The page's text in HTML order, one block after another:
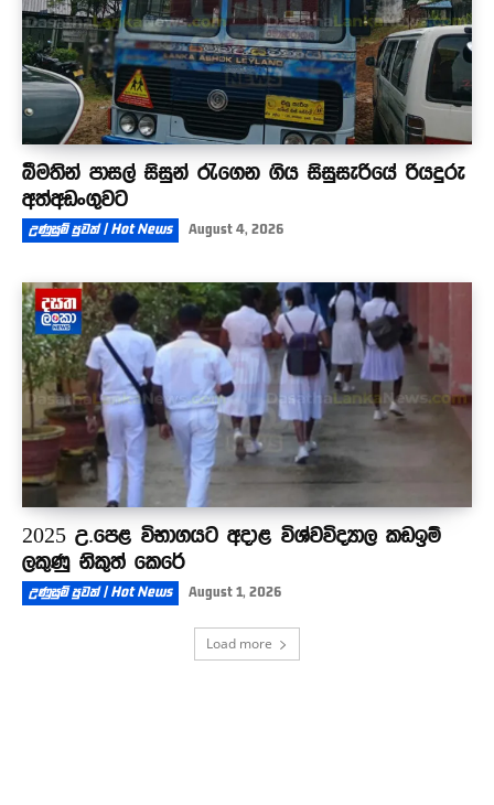
බීමතින් පාසල් සිසුන් රැගෙන ගිය සිසුසැරියේ රියදුරු
අත්අඩංගුවට
උණුසුම් පුවත් | Hot News August 4, 2026
2025 උ.පෙළ විභාගයට අදාළ විශ්වවිද්‍යාල කඩඉම්
ලකුණු නිකුත් කෙරේ
උණුසුම් පුවත් | Hot News August 1, 2026
Load more